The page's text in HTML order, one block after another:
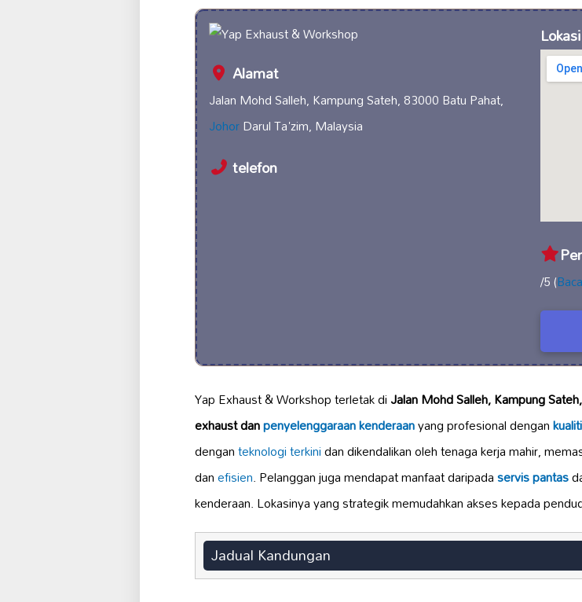
Alamat
Jalan Mohd Salleh, Kampung Sateh, 83000 Batu Pahat,
JohorDarul Ta'zim, Malaysia
telefon
/5 (
Yap Exhaust & Workshop terletak diJalan Mohd Salleh, Kampung
exhaust danpenyelenggaraan kenderaanyang profesional dengan
denganteknologi terkinidan dikendalikan oleh tenaga kerja mahir,
danefisien. Pelanggan juga mendapat manfaat daripadaservis pantas
kenderaan. Lokasinya yang strategik memudahkan akses kepada
Jadual Kandungan